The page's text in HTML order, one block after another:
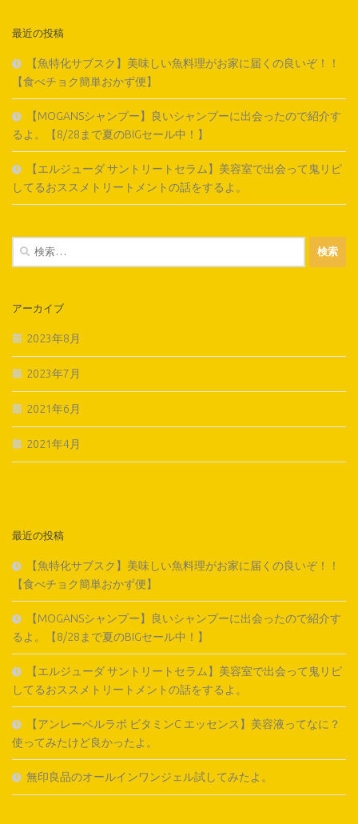
最近の投稿
【魚特化サブスク】美味しい魚料理がお家に届くの良いぞ！！
【食べチョク簡単おかず便】
【MOGANSシャンプー】良いシャンプーに出会ったので紹介す
るよ。【8/28まで夏のBIGセール中！】
【エルジューダ サントリートセラム】美容室で出会って鬼リピ
してるおススメトリートメントの話をするよ。
検
アーカイブ
2023年8月
2023年7月
2021年6月
2021年4月
最近の投稿
【魚特化サブスク】美味しい魚料理がお家に届くの良いぞ！！
【食べチョク簡単おかず便】
【MOGANSシャンプー】良いシャンプーに出会ったので紹介す
るよ。【8/28まで夏のBIGセール中！】
【エルジューダ サントリートセラム】美容室で出会って鬼リピ
してるおススメトリートメントの話をするよ。
【アンレーベルラボ ビタミンC エッセンス】美容液ってなに？
使ってみたけど良かったよ。
無印良品のオールインワンジェル試してみたよ。